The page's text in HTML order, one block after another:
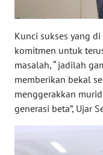
Kunci sukses yang
komitmen untuk
masalah, “ jadilah
memberikan bekal
menggerakkan
generasi beta”, Ujar
WN
BENGKULU
WN
LAMPUNG
WN
JATENG